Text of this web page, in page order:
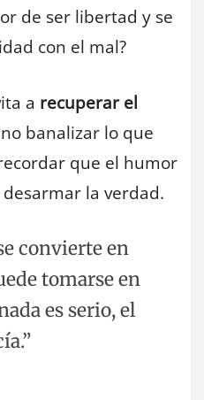
de ser libertad y se
con el mal?
a recuperar el
banalizar lo que
que el humor
la verdad.
convierte en
tomarse en
es serio, el